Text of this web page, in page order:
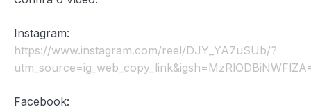
Instagram:
https://www.instagram.com/reel/DJY_YA7uSUb/?
Facebook: